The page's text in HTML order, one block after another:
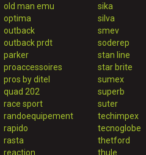
old man emu
optima
outback
outback prdt
parker
proaccessoires
pros by ditel
quad 202
race sport
randoequipement
rapido
rasta
reaction
sika
silva
smev
soderep
stan line
star brite
sumex
superb
suter
techimpex
tecnoglobe
thetford
thule